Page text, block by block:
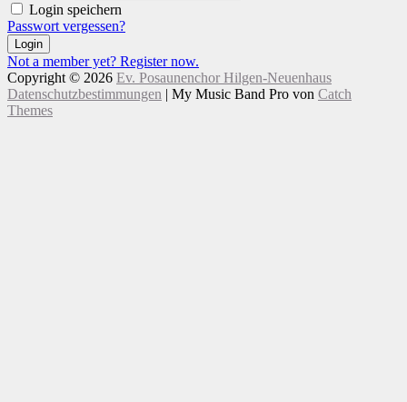
Login speichern
Passwort vergessen?
Login
Not a member yet? Register now.
Copyright © 2026 Ev. Posaunenchor Hilgen-Neuenhaus
Datenschutzbestimmungen | My Music Band Pro von Catch
Themes